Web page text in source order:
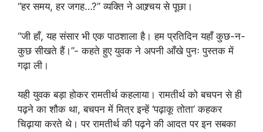
“हर समय, हर जगह…?” व्यक्ति ने आश्र्चय से पूछा।
“जी हाँ, यह संसार भी एक पाठशाला है। हम प्रतिदिन यहाँ कुछ-न-
कुछ सीखते हैं।”- कहते हुए युवक ने अपनी आँखे पुनः पुस्तक में
गढ़ा ली।
यही युवक बड़ा होकर रामतीर्थ कहलाया। रामतीर्थ को बचपन से ही
पढ़ने का शौक था, बचपन में मित्र इन्हें ‘पढ़ाकू तोता’ कहकर
चिढ़ाया करते थे। पर रामतीर्थ की पढ़ने की आदत पर इन सबका